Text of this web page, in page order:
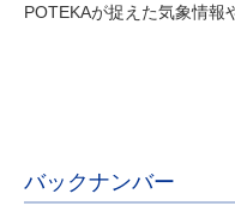
POTEKAが捉えた気象情報
バックナンバー